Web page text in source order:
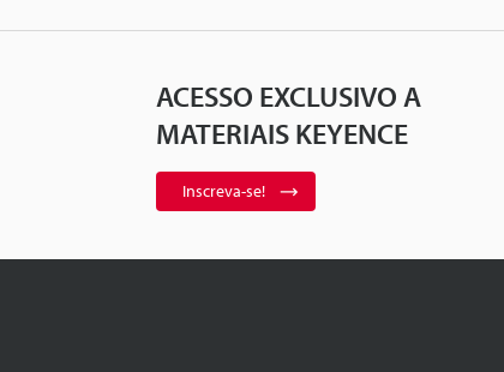
ACESSO EXCLUSIVO A
MATERIAIS KEYENCE
Inscreva-se!